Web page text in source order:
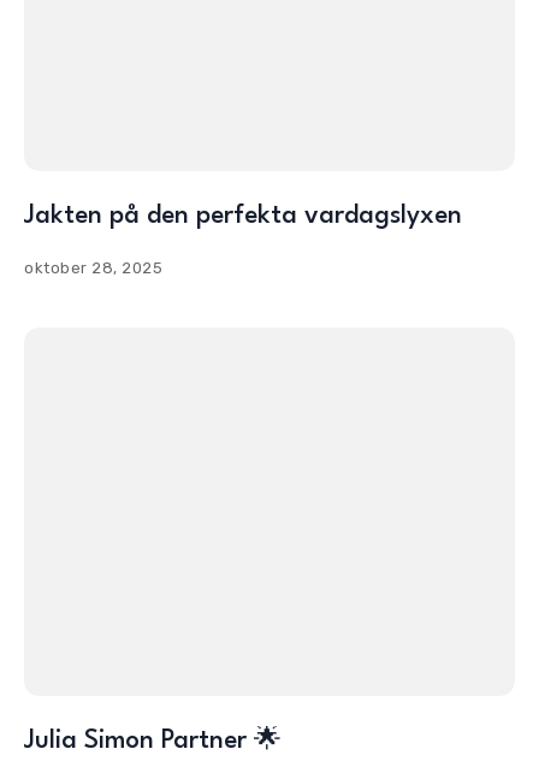
Jakten på den perfekta vardagslyxen
oktober 28, 2025
Julia Simon Partner 🌟